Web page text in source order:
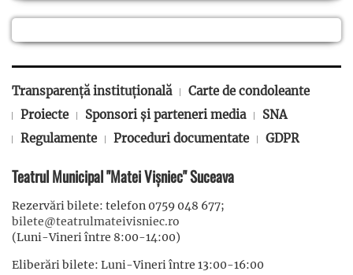
Transparență instituțională
Carte de condoleante
Proiecte
Sponsori și parteneri media
SNA
Regulamente
Proceduri documentate GDPR
Teatrul Municipal "Matei Vișniec" Suceava
Rezervări bilete: telefon 0759 048 677;
bilete@teatrulmateivisniec.ro
(Luni-Vineri între 8:00-14:00)
Eliberări bilete: Luni-Vineri între 13:00-16:00